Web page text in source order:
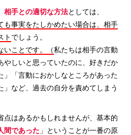
相手との適切な方法としては、
も事実をたしかめたい場合は、相手
ト でしょう。
いことです。（私たちは相手の言動
やしいと思っていたのに、好きだか
」「言動におかしなところがあった
など、過去の自分を責めてしまう
点はあるかもしれませんが、基本的
間であった 」ということが一番の原